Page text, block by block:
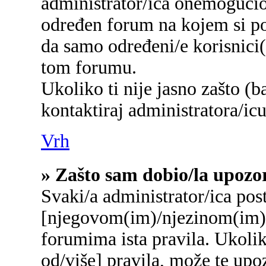
određen forum na kojem si
da samo određeni/e
tom forumu.
Ukoliko ti nije jasno zašto
kontaktiraj administratora/
Vrh
» Zašto sam dobio/la
Svaki/a administrator/ica
[njegovom(im)/
forumima ista pravila.
od/više] pravila, može te